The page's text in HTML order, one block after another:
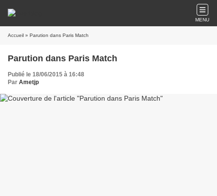
MENU
Accueil » Parution dans Paris Match
Parution dans Paris Match
Publié le 18/06/2015 à 16:48
Par Ametjp